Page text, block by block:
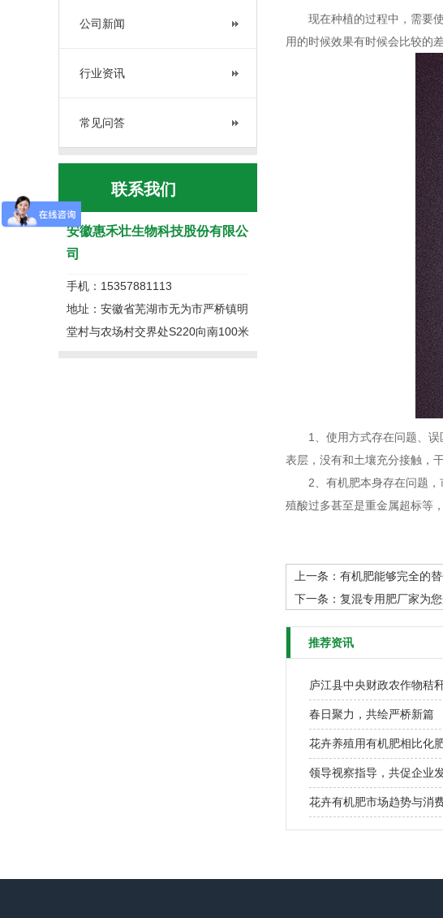
公司新闻
行业资讯
常见问答
联系我们
安徽惠禾壮生物科技股份有限公
司
手机：15357881113
地址：安徽省芜湖市无为市严桥镇明
堂村与农场村交界处S220向南100米
现在种植的过程中，需要使
用的时候效果有时候会比较的
1、使用方式存在问题、误
表层，没有和土壤充分接触，
2、有机肥本身存在问题，
殖酸过多甚至是重金属超标等
上一条： 有机肥能够完全的
下一条： 复混专用肥厂家为
推荐资讯
庐江县中央财政农作物秸
春日聚力，共绘严桥新篇
花卉养殖用有机肥相比化
领导视察指导，共促企业
花卉有机肥市场趋势与消